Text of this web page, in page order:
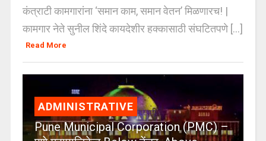
कंत्राटी कामगारांना ‘समान काम, समान वेतन’ मिळणारच! |
कामगार नेते सुनील शिंदे कायदेशीर हक्कासाठी संघटितपणे [...]
Read More
ADMINISTRATIVE
Pune Municipal Corporation (PMC) –